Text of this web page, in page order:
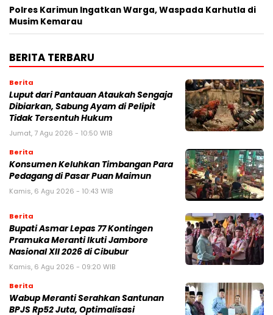
Polres Karimun Ingatkan Warga, Waspada Karhutla di
Musim Kemarau
BERITA TERBARU
Berita
Luput dari Pantauan Ataukah Sengaja
Dibiarkan, Sabung Ayam di Pelipit
Tidak Tersentuh Hukum
Jumat, 7 Agu 2026 - 10:50 WIB
Berita
Konsumen Keluhkan Timbangan Para
Pedagang di Pasar Puan Maimun
Kamis, 6 Agu 2026 - 10:43 WIB
Berita
Bupati Asmar Lepas 77 Kontingen
Pramuka Meranti Ikuti Jambore
Nasional XII 2026 di Cibubur
Kamis, 6 Agu 2026 - 09:20 WIB
Berita
Wabup Meranti Serahkan Santunan
BPJS Rp52 Juta, Optimalisasi